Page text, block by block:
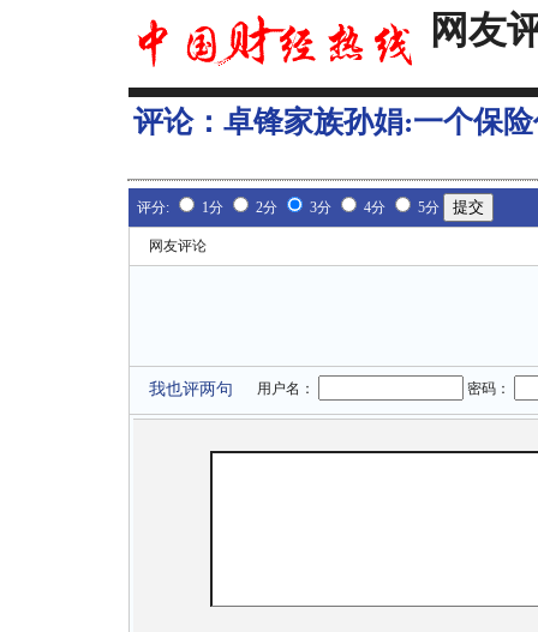
网友
评论： 卓锋家族孙娟:一个保
评分: 1分 2分 3分 4分 5分
网友评论
我也评两句 用户名： 密码：